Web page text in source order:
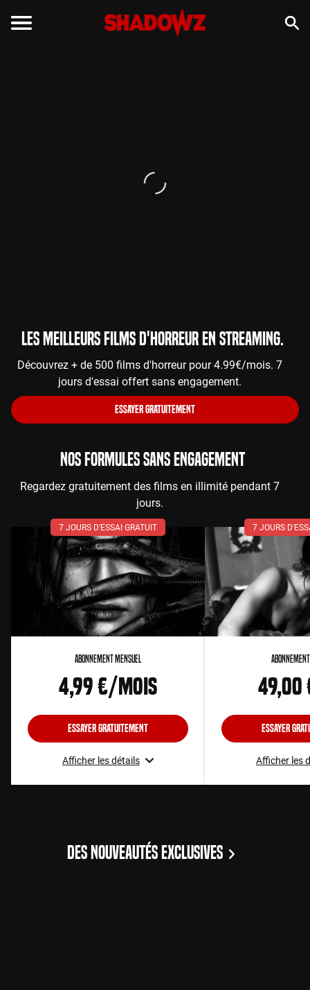
Les meilleurs films d'horreur en streaming.
Découvrez + de 500 films d'horreur pour 4.99€/mois. 7
jours d'essai offert sans engagement.
ESSAYER GRATUITEMENT
NOS FORMULES SANS ENGAGEMENT
Regardez gratuitement des films en illimité pendant 7
jours.
7 JOURS D'ESSAI GRATUIT
Abonnement Mensuel
4,99 €/mois
Essayer gratuitement
Afficher les détails
7 JOURS
Essayer
Afficher les
DES NOUVEAUTÉS EXCLUSIVES